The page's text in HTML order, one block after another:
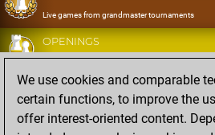
Live games from grandmaster tournaments
OPENINGS
Develop and exercise your openings
DATABASE
Eight million strong games
We use cookies and comparable
certain functions, to improve the
offer interest-oriented content.